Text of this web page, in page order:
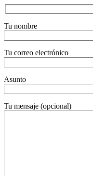
Tu nombre
Tu correo electrónico
Asunto
Tu mensaje (opcional)